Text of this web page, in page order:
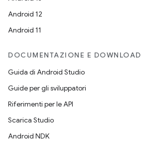
Android 12
Android 11
DOCUMENTAZIONE E DOWNLOAD
Guida di Android Studio
Guide per gli sviluppatori
Riferimenti per le API
Scarica Studio
Android NDK